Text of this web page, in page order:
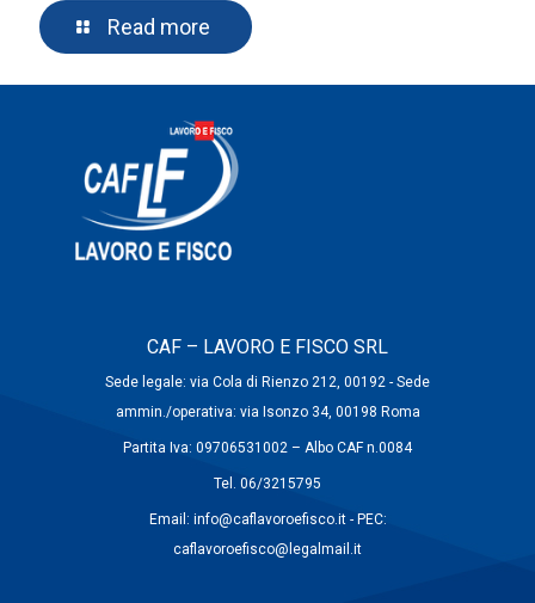
Read more
CAF – LAVORO E FISCO SRL
Sede legale: via Cola di Rienzo 212, 00192 - Sede
ammin./operativa: via Isonzo 34, 00198 Roma
Partita Iva: 09706531002 – Albo CAF n.0084
Tel. 06/3215795
Email: info@caflavoroefisco.it - PEC:
caflavoroefisco@legalmail.it